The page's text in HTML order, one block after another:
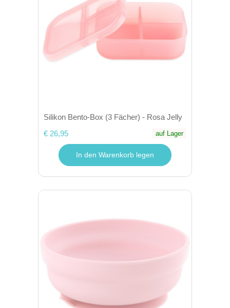
Silikon Bento-Box (3 Fächer) - Rosa Jelly
€ 26,95
auf Lager
In den Warenkorb legen